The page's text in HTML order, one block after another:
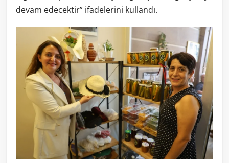
devam edecektir” ifadelerini kullandı.